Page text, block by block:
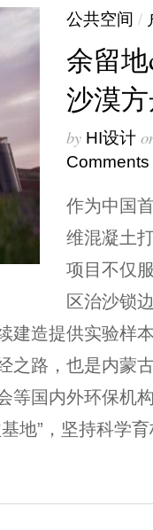
公共空间 /
余留地
沙漠
by HI设计
Comments
作为中国
维混凝土
项目不仅
区治沙锁
建造提供实验样
之路，也是内蒙
等国内外环保机
地”，坚持科学